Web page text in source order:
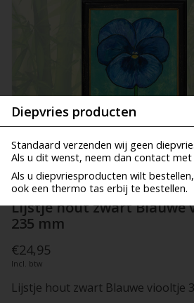
Diepvries producten
Standaard verzenden wij geen
Als u dit wenst, neem dan contact met
Als u diepvriesproducten wilt
ook een thermo tas erbij te bestellen.
Lijstje hout zwart Blauwe
235 mm
€24,95
Incl. btw
Lijstje hout zwart Blauwe viooltje